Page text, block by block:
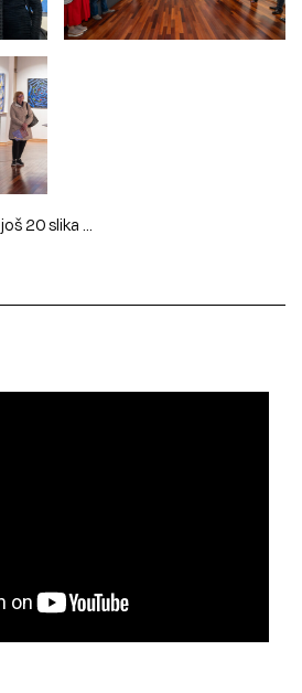
još 20 slika ...